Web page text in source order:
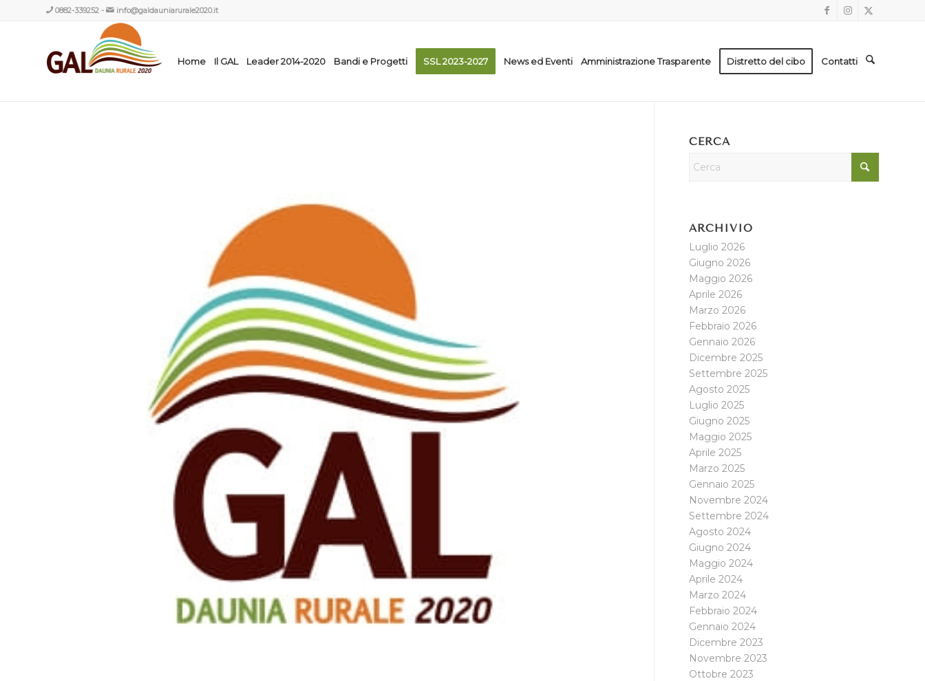
0882-339252 - info@galdauniarurale2020.it
Home Il GAL Leader 2014-2020 Bandi e Progetti SSL 2023-2027 News ed Eventi Amministrazione Trasparente Distretto del cibo Contatti
CERCA
ARCHIVIO
Luglio 2026
Giugno 2026
Maggio 2026
Aprile 2026
Marzo 2026
Febbraio 2026
Gennaio 2026
Dicembre 2025
Settembre 2025
Agosto 2025
Luglio 2025
Giugno 2025
Maggio 2025
Aprile 2025
Marzo 2025
Gennaio 2025
Novembre 2024
Settembre 2024
Agosto 2024
Giugno 2024
Maggio 2024
Aprile 2024
Marzo 2024
Febbraio 2024
Gennaio 2024
Dicembre 2023
Novembre 2023
Ottobre 2023